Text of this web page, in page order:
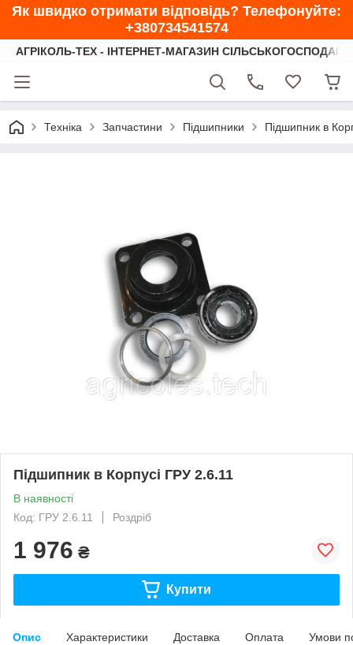
Як швидко отримати відповідь? Телефонуйте:
+380734541574
АГРІКОЛЬ-ТЕХ - ІНТЕРНЕТ-МАГАЗИН
Техніка Запчастини Підшипники Підшипник в
Підшипник в Корпусі ГРУ 2.6.11
В наявності
Код: ГРУ 2.6.11
Роздріб
1 976 ₴
Купити
Опис Характеристики Доставка Оплата Умови